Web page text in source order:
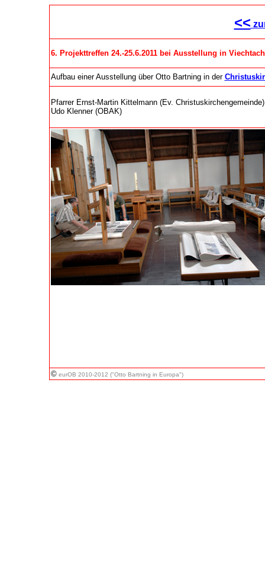
<<
6. Projekttreffen 24.-25.6.2011 bei Ausstellung in
Aufbau einer Ausstellung über Otto Bartning in der
Pfarrer Ernst-Martin Kittelmann (Ev.
Udo Klenner (OBAK)
© eurOB 2010-2012 ("Otto Bartning in Europa")